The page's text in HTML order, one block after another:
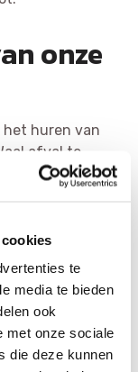
te
media te bieden
ook
met onze sociale
die deze kunnen
onze
het huren van
afval te
en levert
het om tot
bouwstof. Via
afvalsoort de